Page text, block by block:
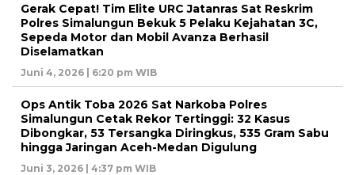
Gerak Cepat! Tim Elite URC Jatanras Sat Reskrim
Polres Simalungun Bekuk 5 Pelaku Kejahatan 3C,
Sepeda Motor dan Mobil Avanza Berhasil
Diselamatkan
Juni 4, 2026 | 6:20 pm WIB
Ops Antik Toba 2026 Sat Narkoba Polres
Simalungun Cetak Rekor Tertinggi: 32 Kasus
Dibongkar, 53 Tersangka Diringkus, 535 Gram Sabu
hingga Jaringan Aceh-Medan Digulung
Juni 3, 2026 | 4:37 pm WIB